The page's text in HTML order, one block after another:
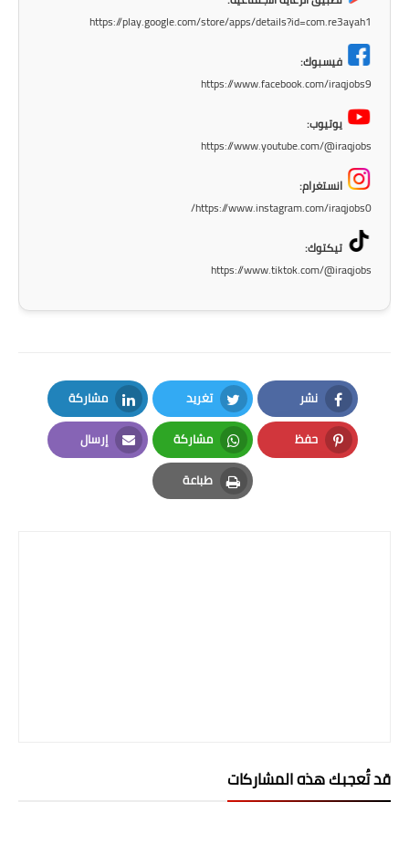
المرحلة الابتدائية
العطل
صحة وطب
فن ومشاهير
العامة
https://play.google.com/store/apps/details?id=com.re3ayah1
فيسبوك:
https://www.facebook.com/iraqjobs9
يوتيوب:
https://www.youtube.com/@iraqjobs
انستغرام:
https://www.instagram.com/iraqjobs0/
تيكتوك:
https://www.tiktok.com/@iraqjobs
نشر
Facebook
تغريد
Twitter
مشاركة
LinkedIn
حفظ
Pinterest
مشاركة
Whatsapp
إرسال
Email
طباعة
Print
قد تُعجبك هذه المشاركات